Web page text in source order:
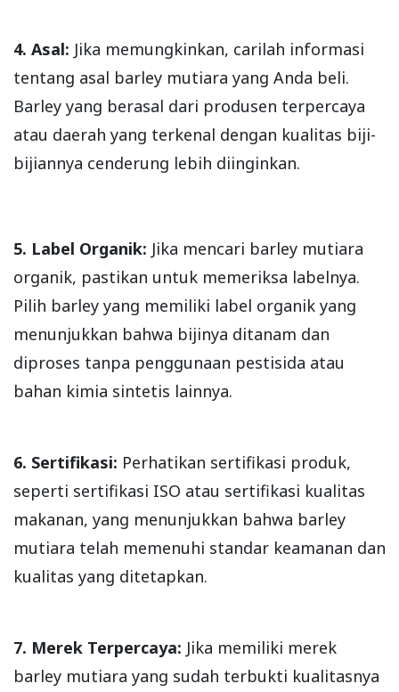
4. Asal: Jika memungkinkan, carilah informasi
tentang asal barley mutiara yang Anda beli.
Barley yang berasal dari produsen terpercaya
atau daerah yang terkenal dengan kualitas biji-
bijiannya cenderung lebih diinginkan.
5. Label Organik: Jika mencari barley mutiara
organik, pastikan untuk memeriksa labelnya.
Pilih barley yang memiliki label organik yang
menunjukkan bahwa bijinya ditanam dan
diproses tanpa penggunaan pestisida atau
bahan kimia sintetis lainnya.
6. Sertifikasi: Perhatikan sertifikasi produk,
seperti sertifikasi ISO atau sertifikasi kualitas
makanan, yang menunjukkan bahwa barley
mutiara telah memenuhi standar keamanan dan
kualitas yang ditetapkan.
7. Merek Terpercaya: Jika memiliki merek
barley mutiara yang sudah terbukti kualitasnya